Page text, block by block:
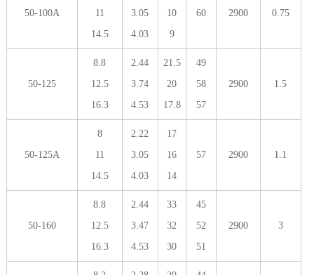
50-100A
11
14.5
3.05
4.03
10
9
60 2900 0.75
50-125
8.8
12.5
16.3
2.44
3.74
4.53
21.5
20
17.8
49
58
57
2900 1.5
50-125A
8
11
14.5
2.22
3.05
4.03
17
16
14
57 2900 1.1
50-160
8.8
12.5
16.3
2.44
3.47
4.53
33
32
30
45
52
51
2900 3